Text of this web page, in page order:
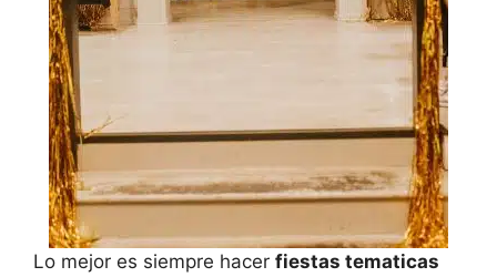
Lo mejor es siempre hacer fiestas tematicas